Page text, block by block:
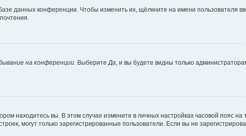
данных конференции. Чтобы изменить их, щёлкните на имени пользователя
на конференции. ВыберитеДа, и вы будете видны только
находитесь вы. В этом случае измените в личных настройках часовой пояс на
могут только зарегистрированные пользователи. Если вы не